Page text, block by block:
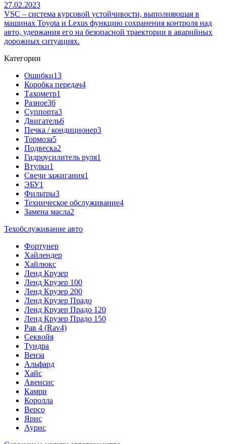
27.02.2023
VSC – система курсовой устойчивости, выполняющая в
машинах Toyota и Lexus функцию сохранения контроля над
авто, удержания его на безопасной траектории в аварийных
дорожных ситуациях.
Категории
Ошибки13
Коробка передач4
Тахометр1
Разное36
Cуппорта3
Двигатель6
Печка / кондиционер3
Тормоза5
Подвеска2
Гидроусилитель руля1
Втулки1
Свечи зажигания1
ЭБУ1
Фильтры3
Техническое обслуживание4
Замена масла2
Техобслуживание авто
Фортунер
Хайлендер
Хайлюкс
Ленд Крузер
Ленд Крузер 100
Ленд Крузер 200
Ленд Крузер Прадо
Ленд Крузер Прадо 120
Ленд Крузер Прадо 150
Рав 4 (Rav4)
Секвойя
Тундра
Венза
Альфард
Хайс
Авенсис
Камри
Королла
Версо
Ярис
Аурис